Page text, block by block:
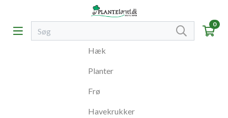
0
Hæk
Planter
Frø
Havekrukker